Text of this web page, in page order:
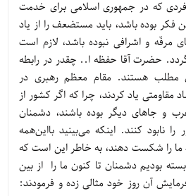
فردی که در جمهوری اسلامی برای خدمت
فکر بوده باشد، باید مستضعف را از یاد
مرفّه و اشرافی نبوده باشد، لازم است
حضرت آقا حفظه ا.. چقدر در رابطه
مطلب هستند. مقام معظم رهبری در
مقاومتی یاد کردند، چرا که اگر کشور از
و جاهای دیگر بوده باشند، دشمنان
نابود کنند. اینکه می‌بینید بااین‌همه
ما را شکست دهند، به خاطر این است که
بودیم دشمنان تا کنون ما را از بین
آن روز خود مثالی زده و فرمودند: